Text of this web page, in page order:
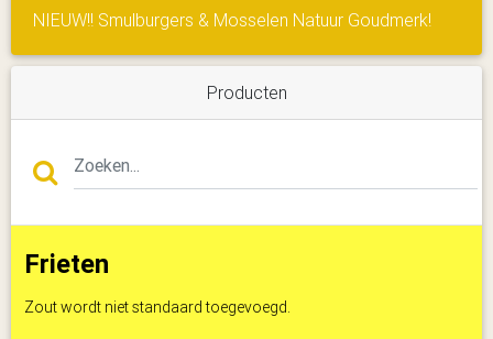
NIEUW!! Smulburgers & Mosselen Natuur Goudmerk!
Producten
Frieten
Zout wordt niet standaard toegevoegd.